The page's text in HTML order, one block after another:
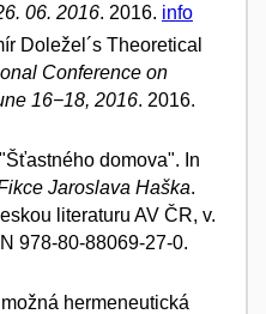
06. 2016. 2016. info
Doležel´s Theoretical
Conference on
16−18, 2016. 2016.
domova". In
Jaroslava Haška.
literaturu AV ČR, v.
978-80-88069-27-0.
hermeneutická